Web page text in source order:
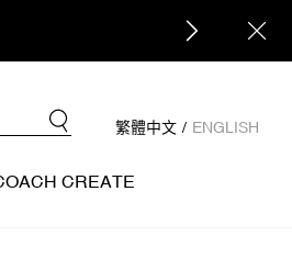
繁體中文 / ENGLISH
CREATE